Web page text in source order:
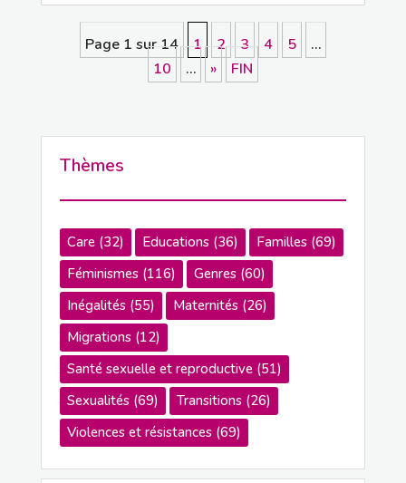
Page 1 sur 14 1 2 3 4 5
…
10
… » FIN
Thèmes
Care(32) Educations(36) Familles(69)
Féminismes(116) Genres(60)
Inégalités(55) Maternités(26)
Migrations(12)
Santé sexuelle et reproductive(51)
Sexualités(69) Transitions(26)
Violences et résistances(69)